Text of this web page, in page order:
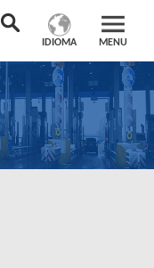
MENU
IDIOMA